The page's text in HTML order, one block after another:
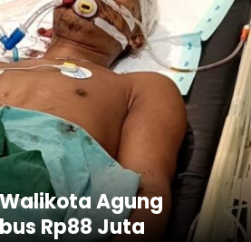
Agung
Rp88 Juta